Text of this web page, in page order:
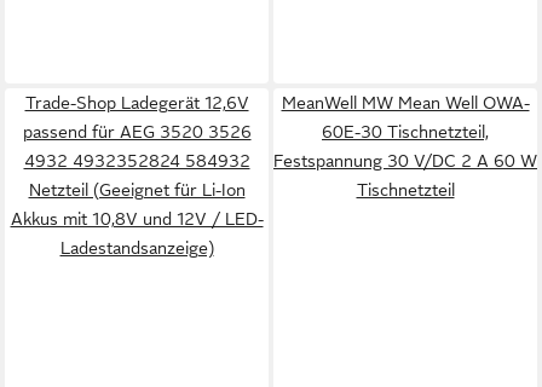
Trade-Shop Ladegerät 12,6V
passend für AEG 3520 3526
4932 4932352824 584932
Netzteil (Geeignet für Li-Ion
Akkus mit 10,8V und 12V / LED-
Ladestandsanzeige)
MeanWell MW Mean Well OWA-
60E-30 Tischnetzteil,
Festspannung 30 V/DC 2 A 60 W
Tischnetzteil